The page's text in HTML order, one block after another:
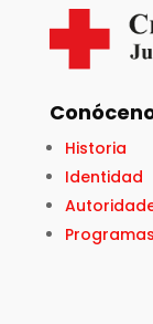
Historia
Identidad